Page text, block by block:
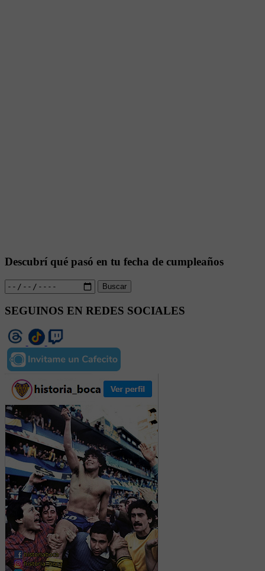
Descubrí qué pasó en tu fecha de cumpleaños
Buscar
SEGUINOS EN REDES SOCIALES